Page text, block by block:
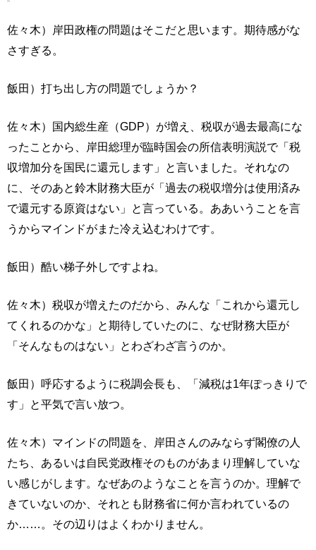
佐々木）岸田政権の問題はそこだと思います。期待感がな
さすぎる。
飯田）打ち出し方の問題でしょうか？
佐々木）国内総生産（GDP）が増え、税収が過去最高にな
ったことから、岸田総理が臨時国会の所信表明演説で「税
収増加分を国民に還元します」と言いました。それなの
に、そのあと鈴木財務大臣が「過去の税収増分は使用済み
で還元する原資はない」と言っている。ああいうことを言
うからマインドがまた冷え込むわけです。
飯田）酷い梯子外しですよね。
佐々木）税収が増えたのだから、みんな「これから還元し
てくれるのかな」と期待していたのに、なぜ財務大臣が
「そんなものはない」とわざわざ言うのか。
飯田）呼応するように税調会長も、「減税は1年ぽっきりで
す」と平気で言い放つ。
佐々木）マインドの問題を、岸田さんのみならず閣僚の人
たち、あるいは自民党政権そのものがあまり理解していな
い感じがします。なぜあのようなことを言うのか。理解で
きていないのか、それとも財務省に何か言われているの
か……。その辺りはよくわかりません。